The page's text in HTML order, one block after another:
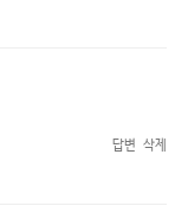
답변 삭제